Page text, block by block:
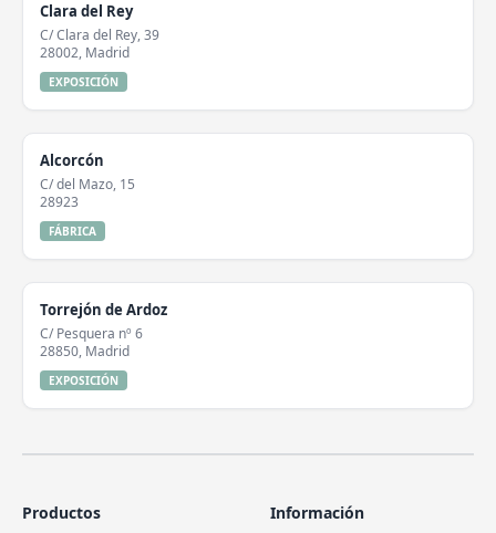
Clara del Rey
C/ Clara del Rey, 39
28002, Madrid
EXPOSICIÓN
Alcorcón
C/ del Mazo, 15
28923
FÁBRICA
Torrejón de Ardoz
C/ Pesquera nº 6
28850, Madrid
EXPOSICIÓN
Productos Información